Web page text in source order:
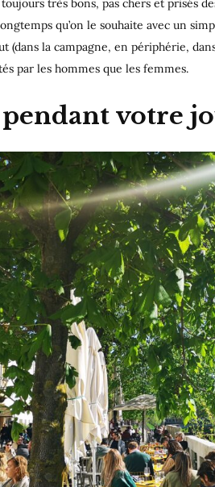
très bons, pas chers et prisés
qu’on le souhaite avec un
(dans la campagne, en périphérie,
par les hommes que les femmes.
votre